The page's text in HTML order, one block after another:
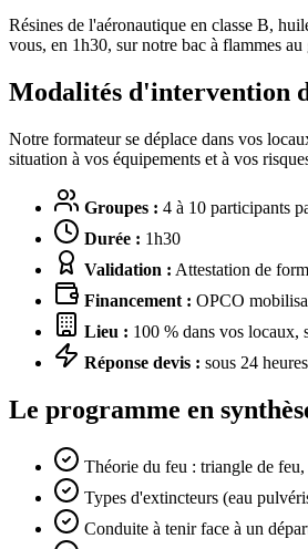
Résines de l'aéronautique en classe B,
vous, en 1h30, sur notre bac à flammes
Modalités d'intervention
Notre formateur se déplace dans vos
situation à vos équipements et à vos
Groupes : 4 à 10 participants
Durée : 1h30
Validation : Attestation de
Financement : OPCO
Lieu : 100 % dans vos locaux,
Réponse devis : sous 24
Le programme en
Théorie du feu : triangle de
Types d'extincteurs (eau
Conduite à tenir face à un